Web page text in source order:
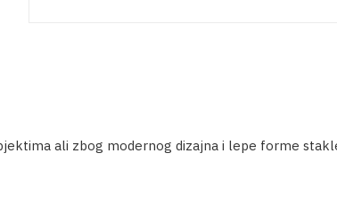
ali zbog modernog dizajna i lepe forme